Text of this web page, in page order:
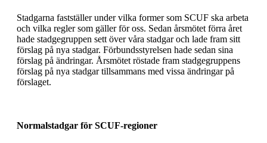
Stadgarna fastställer under vilka former som SCUF ska arbeta
och vilka regler som gäller för oss. Sedan årsmötet förra året
hade stadgegruppen sett över våra stadgar och lade fram sitt
förslag på nya stadgar. Förbundsstyrelsen hade sedan sina
förslag på ändringar. Årsmötet röstade fram stadgegruppens
förslag på nya stadgar tillsammans med vissa ändringar på
förslaget.
Normalstadgar för SCUF-­regioner